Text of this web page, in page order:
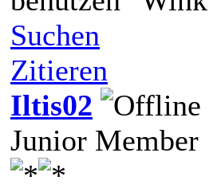
Suchen
Zitieren
Iltis02
Junior Member